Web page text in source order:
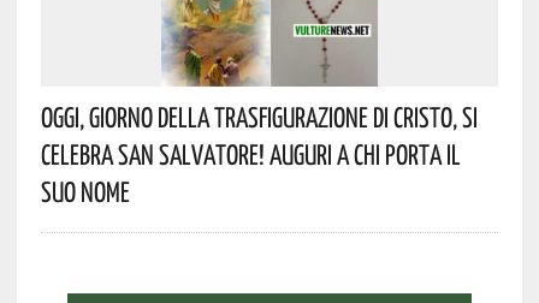
Oggi, Giorno Della Trasfigurazione Di Cristo, Si
Celebra San Salvatore! Auguri A Chi Porta Il
Suo Nome